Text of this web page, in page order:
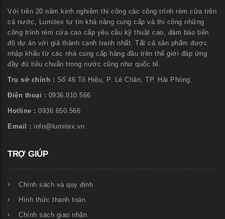
Với trên 20 năm kinh nghiệm thi công các công trình rèm cửa trên
cả nước, Lumitex tự tin khả năng cung cấp và thi công những
công trình rèm cửa cao cấp yêu cầu kỹ thuật cao, đảm bảo tiến
độ dự án với giá thành cạnh tranh nhất. Tất cả sản phẩm được
nhập khẩu từ các nhà cung cấp hàng đầu trên thế giới đáp ứng
đầy đủ tiêu chuẩn trong nước cũng như quốc tế.
Trụ sở chính : Số 46 Tô Hiệu, P. Lê Chân, TP. Hải Phòng.
Điện thoại : 0936.810.566
Hotline : 0936.650.566
Email : info@lumitex.vn
TRỢ GIÚP
Chính sách và quy định
Hình thức thanh toán
Chính sách giao nhận